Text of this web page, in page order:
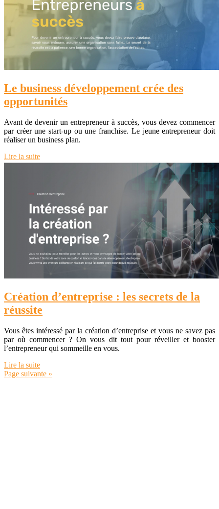
Le business développement crée des
opportunités
Avant de devenir un entrepreneur à succès, vous devez commencer
par créer une start-up ou une franchise. Le jeune entrepreneur doit
réaliser un business plan.
Lire la suite
Création d’entreprise : les secrets de la
réussite
Vous êtes intéressé par la création d’entreprise et vous ne savez pas
par où commencer ? On vous dit tout pour réveiller et booster
l’entrepreneur qui sommeille en vous.
Lire la suite
Page suivante »